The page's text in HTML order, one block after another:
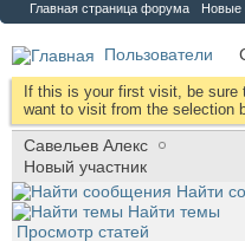
Главная страница форума Новые
Пользователи
If this is your first visit, be sure
want to visit from the selection
Савельев Алекс
Новый участник
Найти
Найти темы
Просмотр статей